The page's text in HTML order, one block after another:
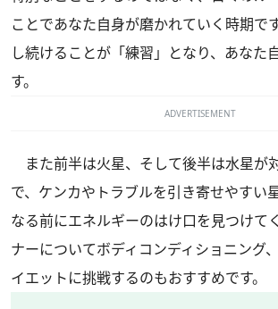
ことであなた自身が磨かれていく時期で
し続けることが「練習」となり、あなた
す。
ADVERTISEMENT
また前半は火星、そして後半は水星が
で、ケンカやトラブルを引き寄せやすい
なる前にエネルギーのはけ口を見つけて
ナーについてボディコンディショニング
イエットに挑戦するのもおすすめです。